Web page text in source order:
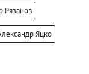
Рязанов
Яцко